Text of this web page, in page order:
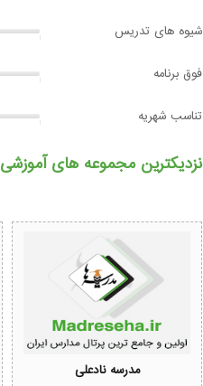
شیوه های تدریس
فوق برنامه
تناسب شهریه
نزدیکترین مجموعه های آموزشی
مدرسه نادعلی